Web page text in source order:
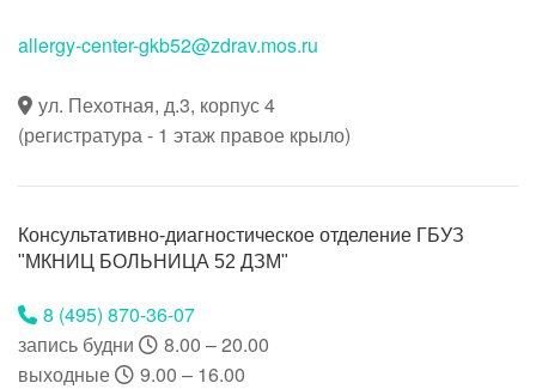
allergy-center-gkb52@zdrav.mos.ru
ул. Пехотная, д.3, корпус 4
(регистратура - 1 этаж правое крыло)
Консультативно-диагностическое отделение ГБУЗ
"МКНИЦ БОЛЬНИЦА 52 ДЗМ"
8 (495) 870-36-07
запись будни
8.00 – 20.00
выходные
9.00 – 16.00